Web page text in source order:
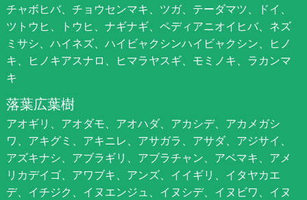
チャボヒバ、チョウセンマキ、ツガ、テーダマツ、ドイ、
ツトウヒ、トウヒ、ナギナギ、ペディアニオイヒバ、ネズ
ミサシ、ハイネズ、ハイビャクシンハイビャクシン、ヒノ
キ、ヒノキアスナロ、ヒマラヤスギ、モミノキ、ラカンマ
キ
落葉広葉樹
アオギリ、アオダモ、アオハダ、アカシデ、アカメガシ
ワ、アキグミ、アキニレ、アサガラ、アサダ、アジサイ、
アズキナシ、アブラギリ、アブラチャン、アベマキ、アメ
リカデイゴ、アワブキ、アンズ、イイギリ、イタヤカエ
デ、イチジク、イヌエンジュ、イヌシデ、イヌビワ、イヌ